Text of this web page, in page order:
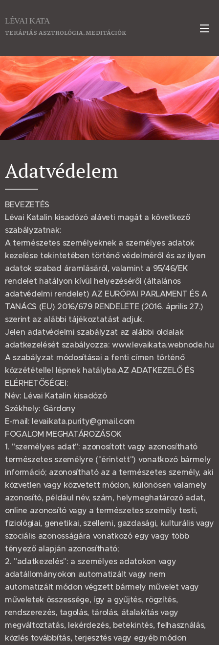
LÉVAI KATA
TERÁPIÁS ASZTROLÓGIA, MEDITÁCIÓK
Adatvédelem
BEVEZETÉS
Lévai Katalin kisadózó aláveti magát a következő
szabályzatnak:
A természetes személyeknek a személyes adatok
kezelése tekintetében történő védelméről és az ilyen
adatok szabad áramlásáról, valamint a 95/46/EK
rendelet hatályon kívül helyezéséről (általános
adatvédelmi rendelet) AZ EURÓPAI PARLAMENT ÉS A
TANÁCS (EU) 2016/679 RENDELETE (2016. április 27.)
szerint az alábbi tájékoztatást adjuk.
Jelen adatvédelmi szabályzat az alábbi oldalak
adatkezelését szabályozza: www.levaikata.webnode.hu
A szabályzat módosításai a fenti címen történő
közzététellel lépnek hatályba.AZ ADATKEZELŐ ÉS
ELÉRHETŐSÉGEI:
Név: Lévai Katalin kisadózó
Székhely: Gárdony
E-mail: levaikata.purity@gmail.com
FOGALOM MEGHATÁROZÁSOK
1. "személyes adat": azonosított vagy azonosítható
természetes személyre ("érintett") vonatkozó bármely
információ; azonosítható az a természetes személy, aki
közvetlen vagy közvetett módon, különösen valamely
azonosító, például név, szám, helymeghatározó adat,
online azonosító vagy a természetes személy testi,
fiziológiai, genetikai, szellemi, gazdasági, kulturális vagy
szociális azonosságára vonatkozó egy vagy több
tényező alapján azonosítható;
2. "adatkezelés": a személyes adatokon vagy
adatállományokon automatizált vagy nem
automatizált módon végzett bármely művelet vagy
műveletek összessége, így a gyűjtés, rögzítés,
rendszerezés, tagolás, tárolás, átalakítás vagy
megváltoztatás, lekérdezés, betekintés, felhasználás,
közlés továbbítás, terjesztés vagy egyéb módon